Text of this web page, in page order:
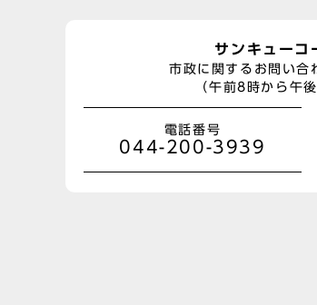
サンキューコ
市政に関するお問い合
（午前8時から午
電話番号
044-200-3939